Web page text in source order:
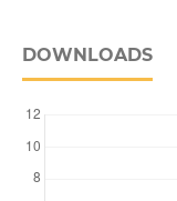
DOWNLOADS